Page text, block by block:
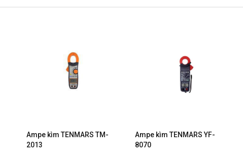
Ampe kìm TENMARS TM-
2013
Ampe kìm TENMARS YF-
8070